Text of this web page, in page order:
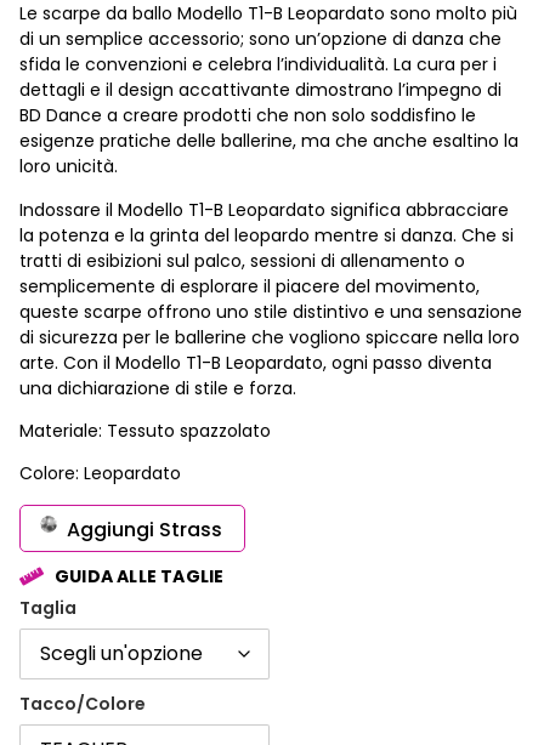
Le scarpe da ballo Modello T1-B Leopardato sono molto più
di un semplice accessorio; sono un’opzione di danza che
sfida le convenzioni e celebra l’individualità. La cura per i
dettagli e il design accattivante dimostrano l’impegno di
BD Dance a creare prodotti che non solo soddisfino le
esigenze pratiche delle ballerine, ma che anche esaltino la
loro unicità.
Indossare il Modello T1-B Leopardato significa abbracciare
la potenza e la grinta del leopardo mentre si danza. Che si
tratti di esibizioni sul palco, sessioni di allenamento o
semplicemente di esplorare il piacere del movimento,
queste scarpe offrono uno stile distintivo e una sensazione
di sicurezza per le ballerine che vogliono spiccare nella loro
arte. Con il Modello T1-B Leopardato, ogni passo diventa
una dichiarazione di stile e forza.
Materiale: Tessuto spazzolato
Colore: Leopardato
Aggiungi Strass
GUIDA ALLE TAGLIE
Taglia
Tacco/Colore